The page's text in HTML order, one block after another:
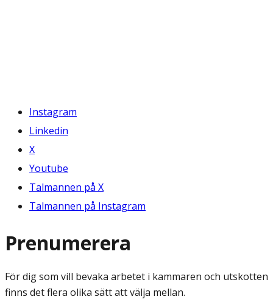
Instagram
Linkedin
X
Youtube
Talmannen på X
Talmannen på Instagram
Prenumerera
För dig som vill bevaka arbetet i kammaren och utskotten
finns det flera olika sätt att välja mellan.